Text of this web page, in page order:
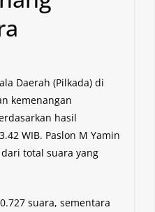
Daerah (Pilkada) di
kemenangan
hasil
WIB. Paslon M Yamin
total suara yang
suara, sementara